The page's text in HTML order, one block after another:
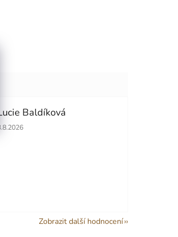
Baldíková
obchodu je 5 z 5 hvězdiček.
Zobrazit další hodnocení